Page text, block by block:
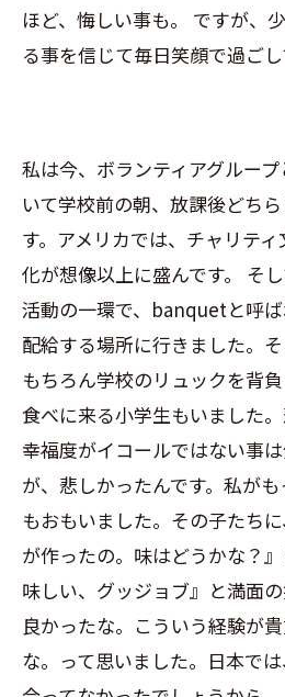
ほど、悔しい事も。 ですが、
る事を信じて毎日笑顔で過ごし
私は今、ボランティアグルー
いて学校前の朝、放課後どち
す。アメリカでは、チャリテ
化が想像以上に盛んです。 そ
活動の一環で、banquetと呼
配給する場所に行きました。
もちろん学校のリュックを背
食べに来る小学生もいました
幸福度がイコールではない事
が、悲しかったんです。私が
もおもいました。その子たち
が作ったの。味はどうかな？
味しい、グッジョブ』と満面
良かったな。こういう経験が
な。って思いました。日本で